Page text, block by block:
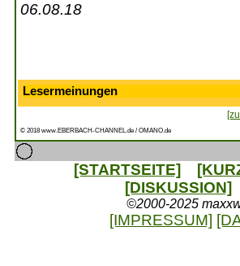
06.08.18
Lesermeinungen
© 2018 www.EBERBACH-CHANNEL.de / OMANO.de
[STARTSEITE]
[DISKUSSION]
©2000-2025
[IMPRESSUM]